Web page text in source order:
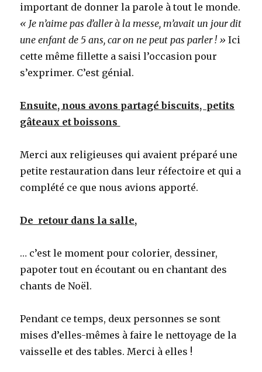
important de donner la parole à tout le monde.
« Je n’aime pas d’aller à la messe, m’avait un jour dit
une enfant de 5 ans, car on ne peut pas parler ! » Ici
cette même fillette a saisi l’occasion pour
s’exprimer. C’est génial.
Ensuite, nous avons partagé biscuits, petits
gâteaux et boissons
Merci aux religieuses qui avaient préparé une
petite restauration dans leur réfectoire et qui a
complété ce que nous avions apporté.
De retour dans la salle,
… c’est le moment pour colorier, dessiner,
papoter tout en écoutant ou en chantant des
chants de Noël.
Pendant ce temps, deux personnes se sont
mises d’elles-mêmes à faire le nettoyage de la
vaisselle et des tables. Merci à elles !